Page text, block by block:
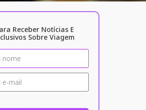
Receber Notícias E
Sobre Viagem